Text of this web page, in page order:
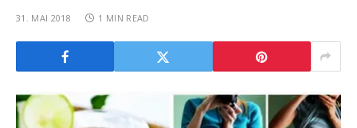
31. MAI 2018 1 MIN READ